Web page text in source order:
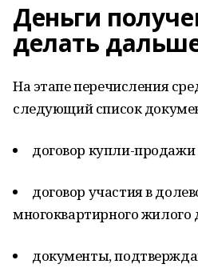
Деньги
делать
На этапе перечисления
следующий список
договор купли-
договор участия в
многоквартирного жилого
документы,